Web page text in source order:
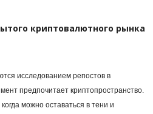
криптовалютного рынка
исследованием репостов в
предпочитает криптопространство.
можно оставаться в тени и